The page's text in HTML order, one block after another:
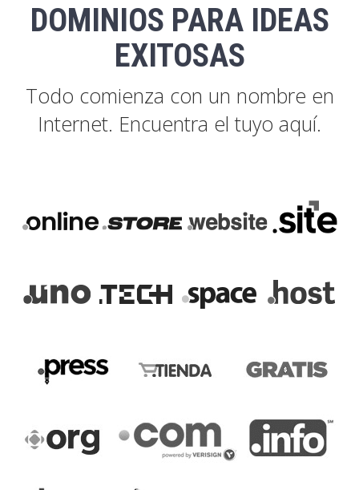
DOMINIOS PARA IDEAS
EXITOSAS
Todo comienza con un nombre en
Internet. Encuentra el tuyo aquí.